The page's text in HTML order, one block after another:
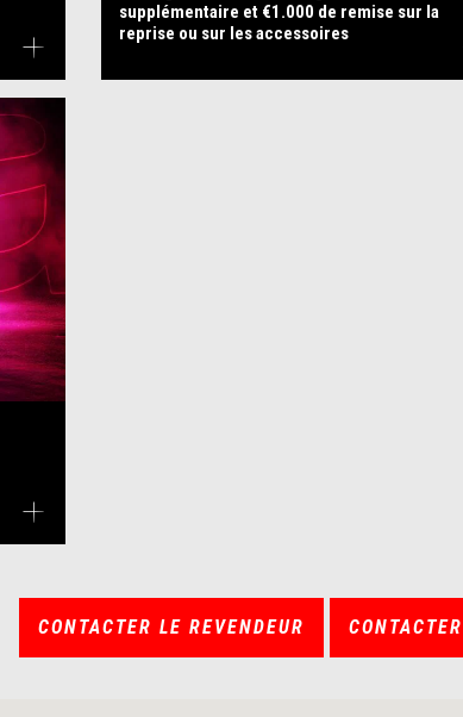
supplémentaire et €1.000 de remise sur la
reprise ou sur les accessoires
CONTACTER LE REVENDEUR